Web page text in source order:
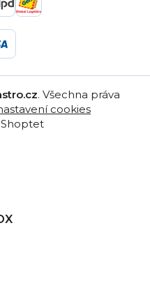
. Všechna práva
cookies